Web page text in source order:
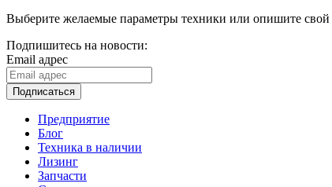
Выберите желаемые параметры техники или опишите
Подпишитесь на новости:
Email адрес
Подписаться
Предприятие
Блог
Техника в наличии
Лизинг
Запчасти